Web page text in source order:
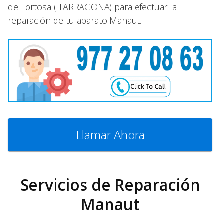
de Tortosa ( TARRAGONA) para efectuar la
reparación de tu aparato Manaut.
Llamar Ahora
Servicios de Reparación
Manaut